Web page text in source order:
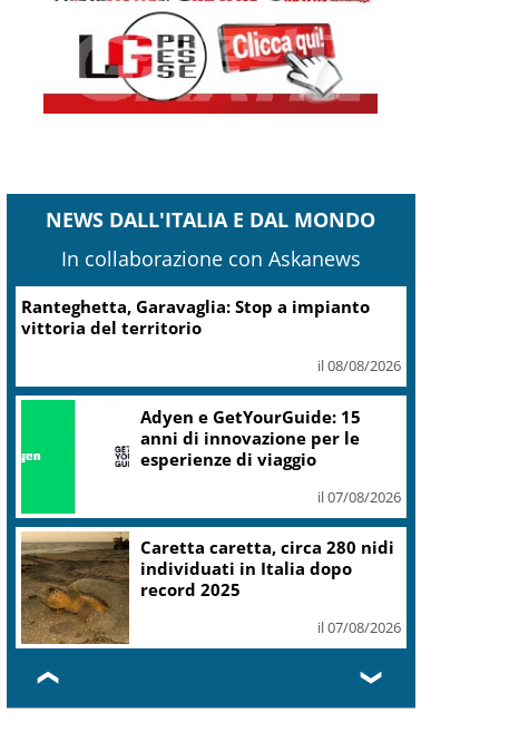
NEWS DALL'ITALIA E DAL MONDO
In collaborazione con Askanews
Ranteghetta, Garavaglia: Stop a impianto
vittoria del territorio
il 08/08/2026
Adyen e GetYourGuide: 15
anni di innovazione per le
esperienze di viaggio
il 07/08/2026
Caretta caretta, circa 280 nidi
individuati in Italia dopo
record 2025
il 07/08/2026
❮ ❯